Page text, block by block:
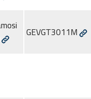
GEVGT3011M